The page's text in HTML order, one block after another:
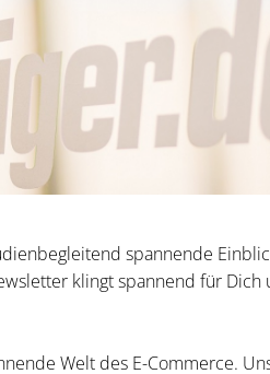
spannende
klingt spannend für Dich
Welt des E-Commerce.